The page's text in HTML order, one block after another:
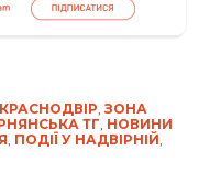
, ЗОНА
ТГ, НОВИНИ
, ПОДІЇ У НАДВІРНІЙ,